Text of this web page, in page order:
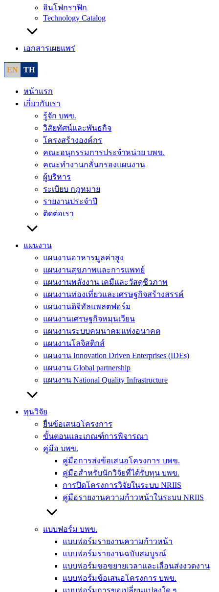
อินโฟกราฟิก
Technology Catalog
เอกสารเผยแพร่
EN TH
หน้าแรก
เกี่ยวกับเรา
รู้จัก บพข.
วิสัยทัศน์และพันธกิจ
โครงสร้างองค์กร
คณะอนุกรรมการประจำหน่วย บพข.
คณะทำงานกลั่นกรองแผนงาน
ผู้บริหาร
ระเบียบ กฎหมาย
รายงานประจำปี
ติดต่อเรา
แผนงาน
แผนงานอาหารมูลค่าสูง
แผนงานสุขภาพและการแพทย์
แผนงานพลังงาน เคมีและวัสดุชีวภาพ
แผนงานท่องเที่ยวและเศรษฐกิจสร้างสรรค์
แผนงานดิจิทัลแพลตฟอร์ม
แผนงานเศรษฐกิจหมุนเวียน
แผนงานระบบคมนาคมแห่งอนาคต
แผนงานโลจิสติกส์
แผนงาน Innovation Driven Enterprises (IDEs)
แผนงาน Global partnership
แผนงาน National Quality Infrastructure
ทุนวิจัย
ยื่นข้อเสนอโครงการ
ขั้นตอนและเกณฑ์การพิจารณา
คู่มือ บพข.
คู่มือการส่งข้อเสนอโครงการ บพข.
คู่มือสำหรับนักวิจัยที่ได้รับทุน บพข.
การปิดโครงการวิจัยในระบบ NRIIS
คู่มือรายงานความก้าวหน้าในระบบ NRIIS
แบบฟอร์ม บพข.
แบบฟอร์มรายงานความก้าวหน้า
แบบฟอร์มรายงานฉบับสมบูรณ์
แบบฟอร์มขอขยายเวลาและเลื่อนส่งงวดงาน
แบบฟอร์มข้อเสนอโครงการ บพข.
แบบฟอร์มการขอเปลี่ยนแปลงใด ๆ